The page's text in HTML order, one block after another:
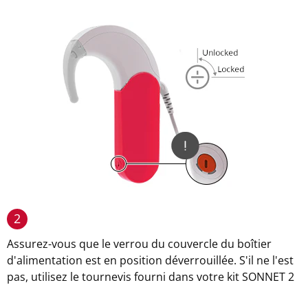
2
Assurez-vous que le verrou du couvercle du boîtier
d'alimentation est en position déverrouillée. S'il ne l'est
pas, utilisez le tournevis fourni dans votre kit SONNET 2